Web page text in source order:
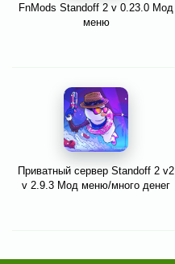
FnMods Standoff 2 v 0.23.0 Мод
меню
Приватный сервер Standoff 2 v2
v 2.9.3 Мод меню/много денег